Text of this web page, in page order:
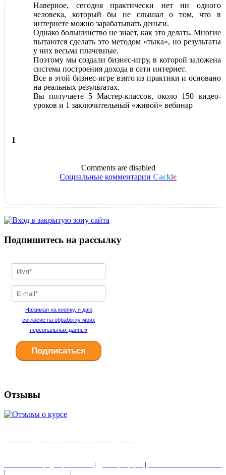
Наверное, сегодня практически нет ни одного
человека, который бы не слышал о том, что в
интернете можно зарабатывать деньги.
Однако большинство не знает, как это делать. Многие
пытаются сделать это методом «тыка», но результаты
у них весьма плачевные.
Поэтому мы создали бизнес-игру, в которой заложена
система построения дохода в сети интернет.
Все в этой бизнес-игре взято из практики и основано
на реальных результатах.
Вы получаете 5 Мастер-классов, около 150 видео-
уроков и 1 заключительный «живой» вебинар
1
Comments are disabled
Социальные комментарии Cackle
Подпишитесь на рассылку
Нажимая на кнопку, я даю
согласие на обработку моих
персональных данных
Отзывы
| |
|
|